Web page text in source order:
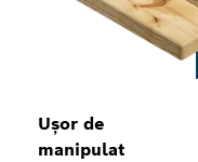
Ușor de
manipulat